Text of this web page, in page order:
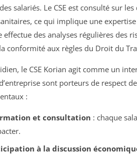
salariés. Le CSE est consulté sur
ce qui implique une
effectue des analyses régulières des
conformité aux règles du Droit du
le CSE Korian agit comme un
sont porteurs de respect
:
et consultation : chaque
à la discussion